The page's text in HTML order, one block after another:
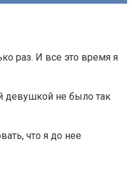
раз. И все это время я
девушкой не было так
что я до нее